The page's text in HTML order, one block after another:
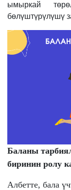
ымыркай
бөлүштүрүлүшү
Баланы
биринин ролу
Албетте, бала